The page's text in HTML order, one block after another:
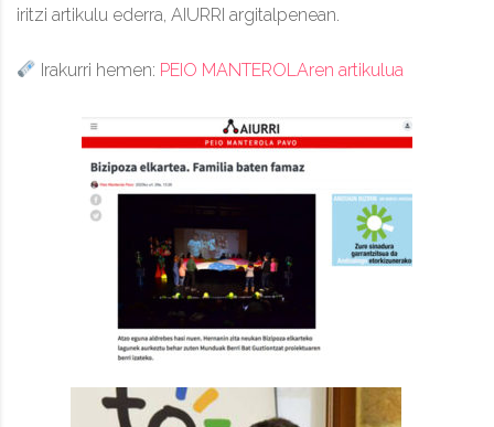
iritzi artikulu ederra, AIURRI argitalpenean.
Irakurri hemen: PEIO MANTEROLAren artikulua